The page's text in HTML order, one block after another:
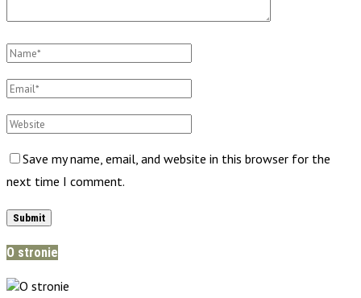
Save my name, email, and website in this browser for the
next time I comment.
O stronie